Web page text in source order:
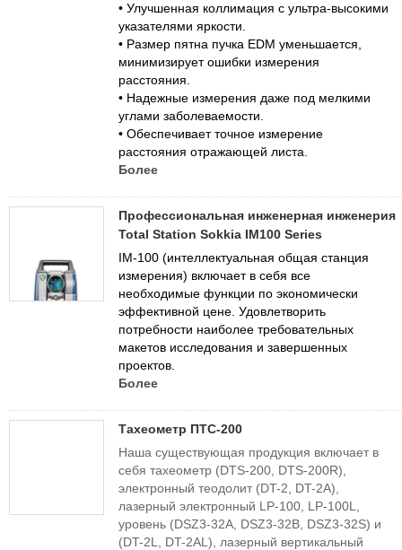
• Улучшенная коллимация с ультра-высокими
указателями яркости.
• Размер пятна пучка EDM уменьшается,
минимизирует ошибки измерения
расстояния.
• Надежные измерения даже под мелкими
углами заболеваемости.
• Обеспечивает точное измерение
расстояния отражающей листа.
Более
Профессиональная инженерная инженерия
Total Station Sokkia IM100 Series
IM-100 (интеллектуальная общая станция
измерения) включает в себя все
необходимые функции по экономически
эффективной цене. Удовлетворить
потребности наиболее требовательных
макетов исследования и завершенных
проектов.
Более
Тахеометр ПТС-200
Наша существующая продукция включает в
себя тахеометр (DTS-200, DTS-200R),
электронный теодолит (DT-2, DT-2A),
лазерный электронный LP-100, LP-100L,
уровень (DSZ3-32A, DSZ3-32B, DSZ3-32S) и
(DT-2L, DT-2AL), лазерный вертикальный